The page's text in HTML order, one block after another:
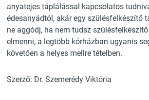
anyatejes táplálással kapcsolatos
édesanyádtól, akár egy szülésfelkészítő
ne aggódj, ha nem tudsz
elmenni, a legtöbb kórházban ugyanis
követően a helyes mellre tételben.
Szerző: Dr. Szemerédy Viktória